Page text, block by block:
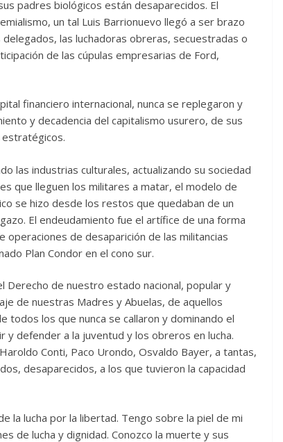
padres biológicos están desaparecidos. El
un tal Luis Barrionuevo llegó a ser brazo
las luchadoras obreras, secuestradas o
de las cúpulas empresarias de Ford,
financiero internacional, nunca se replegaron y
y decadencia del capitalismo usurero, de sus
las industrias culturales, actualizando su sociedad
que lleguen los militares a matar, el modelo de
se hizo desde los restos que quedaban de un
El endeudamiento fue el artífice de una forma
de desaparición de las militancias
Plan Condor en el cono sur.
Derecho de nuestro estado nacional, popular y
de nuestras Madres y Abuelas, de aquellos
todos los que nunca se callaron y dominando el
defender a la juventud y los obreros en lucha.
Conti, Paco Urondo, Osvaldo Bayer, a tantas,
desaparecidos, a los que tuvieron la capacidad
la lucha por la libertad. Tengo sobre la piel de mi
de lucha y dignidad. Conozco la muerte y sus